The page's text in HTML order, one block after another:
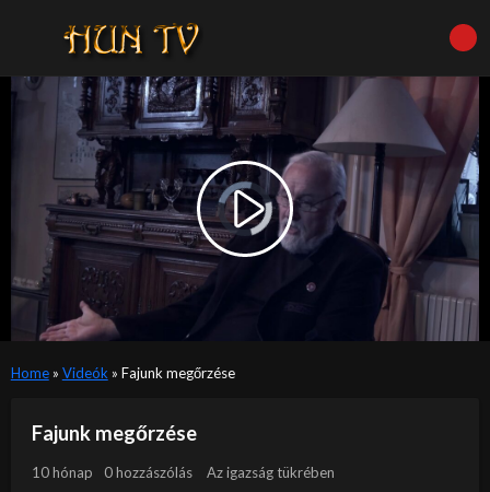
Video
Player
loading.Play
Video
Home» Videók » Fajunk megőrzése
Fajunk megőrzése
10 hónap 0 hozzászólás Az igazság tükrében